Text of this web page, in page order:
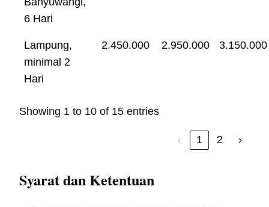
6 Hari
Lampung,
minimal 2
Hari
2.450.000 2.950.000 3.150.000
Showing 1 to 10 of 15 entries
‹ 1 2 ›
Syarat dan Ketentuan